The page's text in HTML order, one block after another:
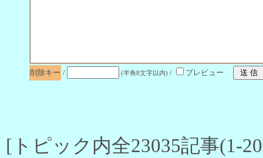
削除キー / (半角8文字以内) / プレビュー
[トピック内全23035記事(1-